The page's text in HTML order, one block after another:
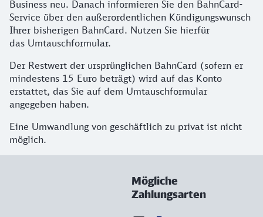
Business neu. Danach informieren Sie den BahnCard-
Service über den außerordentlichen Kündigungswunsch
Ihrer bisherigen BahnCard. Nutzen Sie hierfür
das Umtauschformular.
Der Restwert der ursprünglichen BahnCard (sofern er
mindestens 15 Euro beträgt) wird auf das Konto
erstattet, das Sie auf dem Umtauschformular
angegeben haben.
Eine Umwandlung von geschäftlich zu privat ist nicht
möglich.
Mögliche
Zahlungsarten